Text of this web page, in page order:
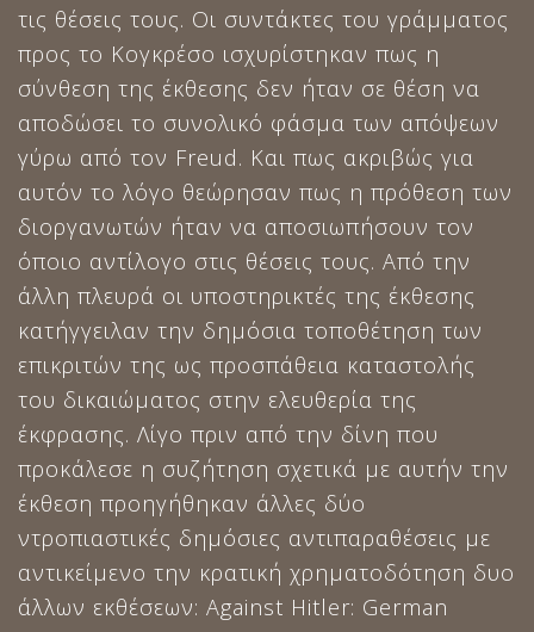
τις θέσεις τους. Οι συντάκτες του γράμματος
προς το Κογκρέσο ισχυρίστηκαν πως η
σύνθεση της έκθεσης δεν ήταν σε θέση να
αποδώσει το συνολικό φάσμα των απόψεων
γύρω από τον Freud. Και πως ακριβώς για
αυτόν το λόγο θεώρησαν πως η πρόθεση των
διοργανωτών ήταν να αποσιωπήσουν τον
όποιο αντίλογο στις θέσεις τους. Από την
άλλη πλευρά οι υποστηρικτές της έκθεσης
κατήγγειλαν την δημόσια τοποθέτηση των
επικριτών της ως προσπάθεια καταστολής
του δικαιώματος στην ελευθερία της
έκφρασης. Λίγο πριν από την δίνη που
προκάλεσε η συζήτηση σχετικά με αυτήν την
έκθεση προηγήθηκαν άλλες δύο
ντροπιαστικές δημόσιες αντιπαραθέσεις με
αντικείμενο την κρατική χρηματοδότηση δυο
άλλων εκθέσεων: Against Hitler: German